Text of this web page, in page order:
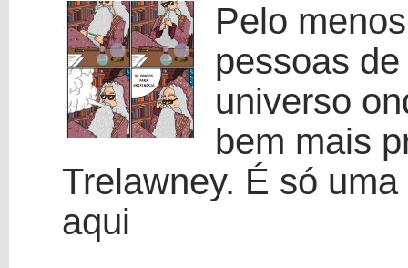
Pelo
pessoas
universo
bem mais
Trelawney. É só
aqui